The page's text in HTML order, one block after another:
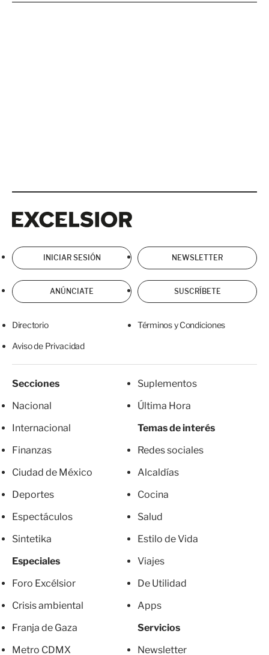
INICIAR SESIÓN NEWSLETTER
ANÚNCIATE SUSCRÍBETE
Directorio Términos y Condiciones
Aviso de Privacidad
Secciones
Nacional
Internacional
Finanzas
Ciudad de México
Deportes
Espectáculos
Sintetika
Especiales
Foro Excélsior
Crisis ambiental
Franja de Gaza
Metro CDMX
Suplementos
Última Hora
Temas de interés
Redes sociales
Alcaldías
Cocina
Salud
Estilo de Vida
Viajes
De Utilidad
Apps
Servicios
Newsletter